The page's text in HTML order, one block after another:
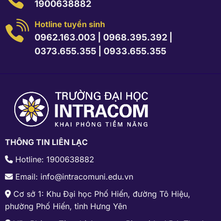
1900638882
Hotline tuyển sinh
0962.163.003 0968.395.392|
0373.655.355| 0933.655.355
THÔNG TIN LIÊN LẠC
Hotline: 1900638882
Email: info@intracomuni.edu.vn
Cơ sở 1: Khu Đại học Phố Hiến, đường Tô Hiệu,
phường Phố Hiến, tỉnh Hưng Yên